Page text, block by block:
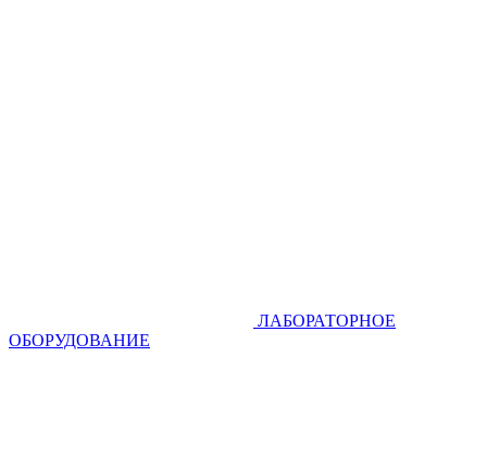
ЛАБОРАТОРНОЕ
ОБОРУДОВАНИЕ